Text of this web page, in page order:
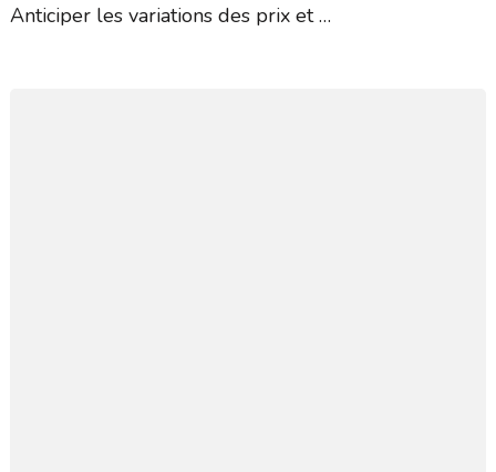
Anticiper les variations des prix et …